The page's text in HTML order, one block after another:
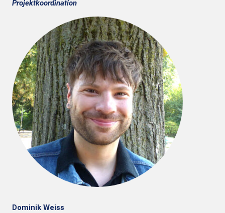
Projektkoordination
Dominik Weiss